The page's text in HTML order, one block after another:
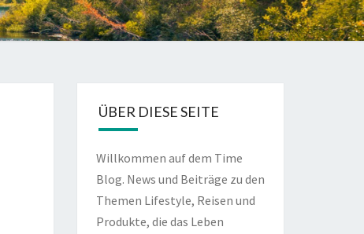
ÜBER DIESE SEITE
Willkommen auf dem Time
Blog. News und Beiträge zu den
Themen Lifestyle, Reisen und
Produkte, die das Leben